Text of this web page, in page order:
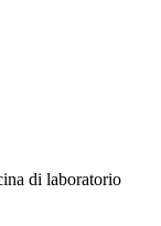
di laboratorio